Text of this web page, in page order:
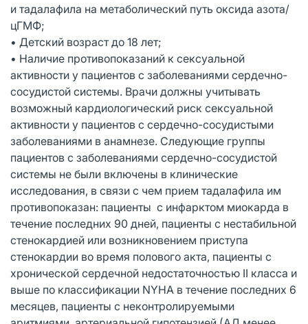
и тадалафила на метаболический путь оксида азота/
цГМФ;
• Детский возраст до 18 лет;
• Наличие противопоказаний к сексуальной
активности у пациентов с заболеваниями сердечно-
сосудистой системы. Врачи должны учитывать
возможный кардиологический риск сексуальной
активности у пациентов с сердечно-сосудистыми
заболеваниями в анамнезе. Следующие группы
пациентов с заболеваниями сердечно-сосудистой
системы не были включены в клинические
исследования, в связи с чем прием тадалафила им
противопоказан: пациенты с инфарктом миокарда в
течение последних 90 дней, пациенты с нестабильной
стенокардией или возникновением приступа
стенокардии во время полового акта, пациенты с
хронической сердечной недостаточностью II класса и
выше по классификации NYНА в течение последних 6
месяцев, пациенты с неконтролируемыми